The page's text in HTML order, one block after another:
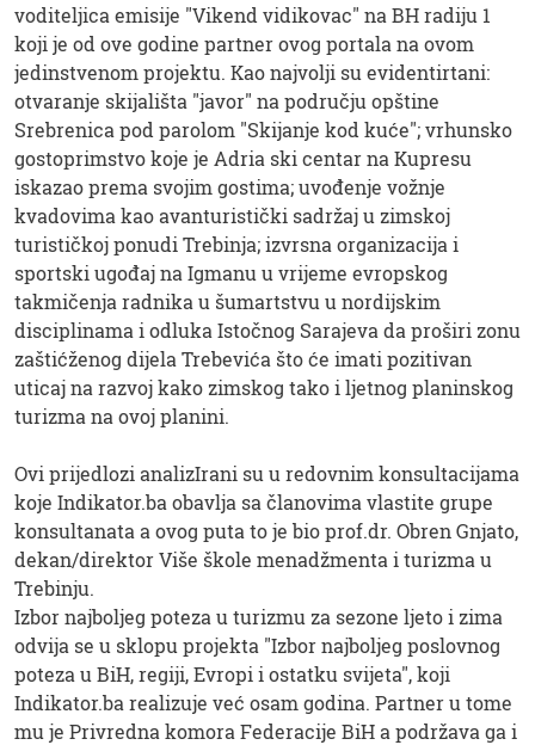
voditeljica emisije "Vikend vidikovac" na BH radiju 1
koji je od ove godine partner ovog portala na ovom
jedinstvenom projektu. Kao najvolji su evidentirtani:
otvaranje skijališta "javor" na području opštine
Srebrenica pod parolom "Skijanje kod kuće"; vrhunsko
gostoprimstvo koje je Adria ski centar na Kupresu
iskazao prema svojim gostima; uvođenje vožnje
kvadovima kao avanturistički sadržaj u zimskoj
turističkoj ponudi Trebinja; izvrsna organizacija i
sportski ugođaj na Igmanu u vrijeme evropskog
takmičenja radnika u šumartstvu u nordijskim
disciplinama i odluka Istočnog Sarajeva da proširi zonu
zaštićženog dijela Trebevića što će imati pozitivan
uticaj na razvoj kako zimskog tako i ljetnog planinskog
turizma na ovoj planini.
Ovi prijedlozi analizIrani su u redovnim konsultacijama
koje Indikator.ba obavlja sa članovima vlastite grupe
konsultanata a ovog puta to je bio prof.dr. Obren Gnjato,
dekan/direktor Više škole menadžmenta i turizma u
Trebinju.
Izbor najboljeg poteza u turizmu za sezone ljeto i zima
odvija se u sklopu projekta "Izbor najboljeg poslovnog
poteza u BiH, regiji, Evropi i ostatku svijeta", koji
Indikator.ba realizuje već osam godina. Partner u tome
mu je Privredna komora Federacije BiH a podržava ga i